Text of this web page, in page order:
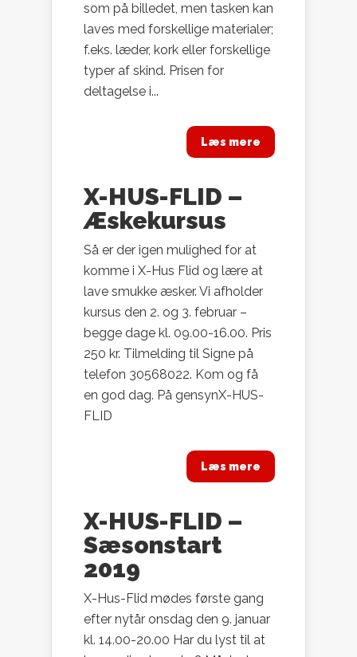
som på billedet, men tasken kan
laves med forskellige materialer;
f.eks. læder, kork eller forskellige
typer af skind. Prisen for
deltagelse i...
Læs mere
X-HUS-FLID –
Æskekursus
Så er der igen mulighed for at
komme i X-Hus Flid og lære at
lave smukke æsker. Vi afholder
kursus den 2. og 3. februar –
begge dage kl. 09.00-16.00. Pris
250 kr. Tilmelding til Signe på
telefon 30568022. Kom og få
en god dag. På gensynX-HUS-
FLID
Læs mere
X-HUS-FLID –
Sæsonstart
2019
X-Hus-Flid mødes første gang
efter nytår onsdag den 9. januar
kl. 14.00-20.00 Har du lyst til at